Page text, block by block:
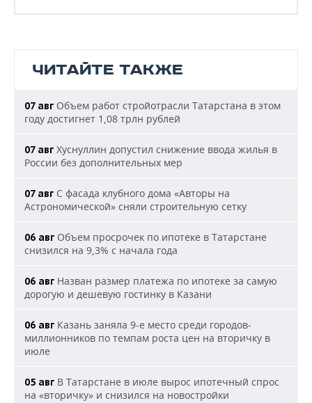
ЧИТАЙТЕ ТАКЖЕ
07 авг Объем работ стройотрасли Татарстана в этом
году достигнет 1,08 трлн рублей
07 авг Хуснуллин допустил снижение ввода жилья в
России без дополнительных мер
07 авг С фасада клубного дома «Авторы на
Астрономической» сняли строительную сетку
06 авг Объем просрочек по ипотеке в Татарстане
снизился на 9,3% с начала года
06 авг Назван размер платежа по ипотеке за самую
дорогую и дешевую гостинку в Казани
06 авг Казань заняла 9-е место среди городов-
миллионников по темпам роста цен на вторичку в
июле
05 авг В Татарстане в июле вырос ипотечный спрос
на «вторичку» и снизился на новостройки